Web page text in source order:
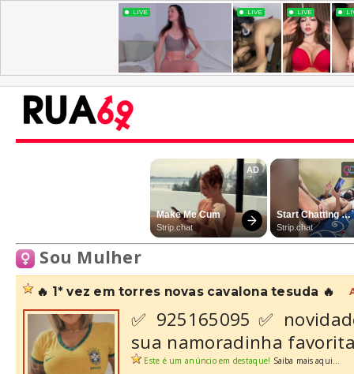
Sou Mulher
🔥 1* vez em torres novas cavalona tesuda 🔥
✅ 925165095 ✅
sua namoradinha
Este é um anúncio em destaque! Saiba mais aqui...